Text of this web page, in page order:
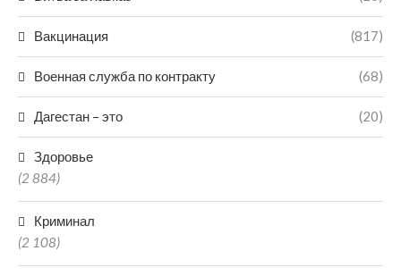
Вакцинация (817)
Военная служба по контракту (68)
Дагестан – это (20)
Здоровье
(2 884)
Криминал
(2 108)